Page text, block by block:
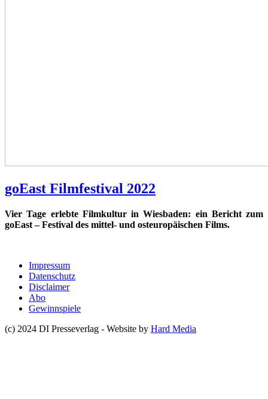
goEast Filmfestival 2022
Vier Tage erlebte Filmkultur in Wiesbaden: ein Bericht zum
goEast – Festival des mittel- und osteuropäischen Films.
Impressum
Datenschutz
Disclaimer
Abo
Gewinnspiele
(c) 2024 DI Presseverlag - Website by Hard Media